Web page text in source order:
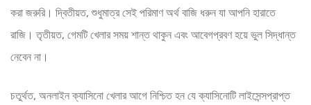
করা জরুরি। দ্বিতীয়ত, শুধুমাত্র সেই পরিমাণ অর্থ বাজি ধরুন যা আপনি হারাতে
রাজি। তৃতীয়ত, গেমটি খেলার সময় শান্ত থাকুন এবং আবেগপ্রবণ হয়ে ভুল সিদ্ধান্ত
নেবেন না।
চতুর্থত, অনলাইন ক্যাসিনো খেলার আগে নিশ্চিত হন যে ক্যাসিনোটি লাইসেন্সপ্রাপ্ত